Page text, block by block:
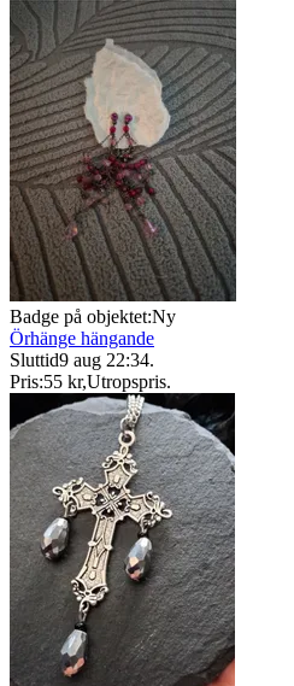
Badge på objektet:Ny
Örhänge hängande
Sluttid9 aug 22:34.
Pris:55 kr,Utropspris.